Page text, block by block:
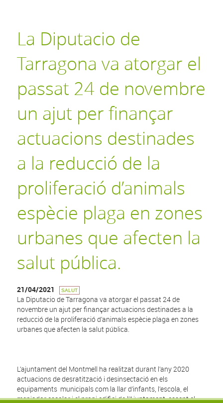
La Diputacio de
Tarragona va atorgar el
passat 24 de novembre
un ajut per finançar
actuacions destinades
a la reducció de la
proliferació d’animals
espècie plaga en zones
urbanes que afecten la
salut pública.
21/04/2021 SALUT
La Diputacio de Tarragona va atorgar el passat 24 de
novembre un ajut per finançar actuacions destinades a la
reducció de la proliferació d’animals espècie plaga en zones
urbanes que afecten la salut pública.
L’ajuntament del Montmell ha realitzat durant l’any 2020
actuacions de desratització i desinsectació en els
equipaments municipals com la llar d’infants, l’escola, el
menjador escolar i el propi edifici de l’Ajuntament, essent el